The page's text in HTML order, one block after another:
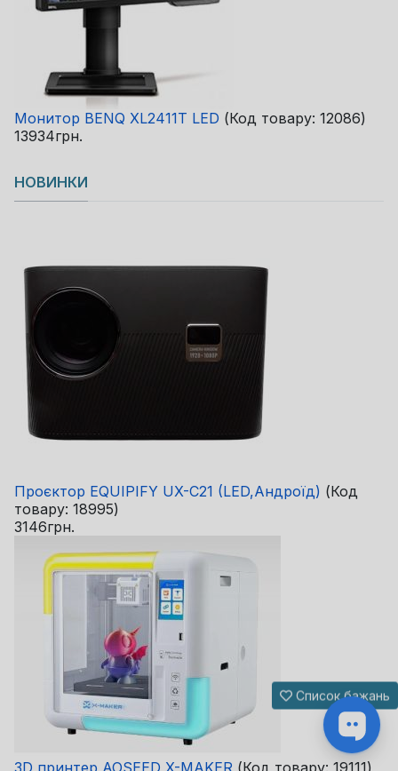
Монитор BENQ XL2411T LED (Код товару: 12086)
13934грн.
НОВИНКИ
Проєктор EQUIPIFY UX-C21 (LED,Андроїд) (Код
товару: 18995)
3146грн.
3D принтер AOSEED X-MAKER (Код товару: 19111)
Список бажань